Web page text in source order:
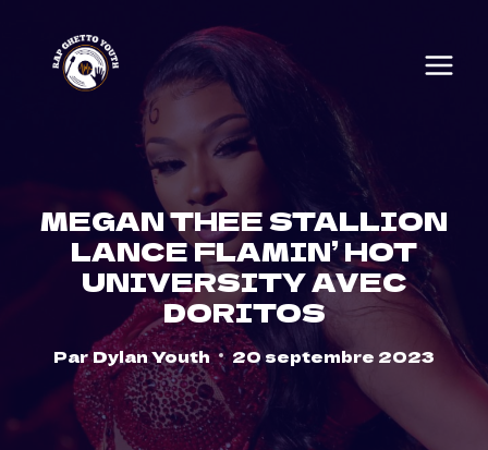
content
MEGAN THEE STALLION
LANCE FLAMIN’ HOT
UNIVERSITY AVEC
DORITOS
ParDylan Youth 20 septembre 2023